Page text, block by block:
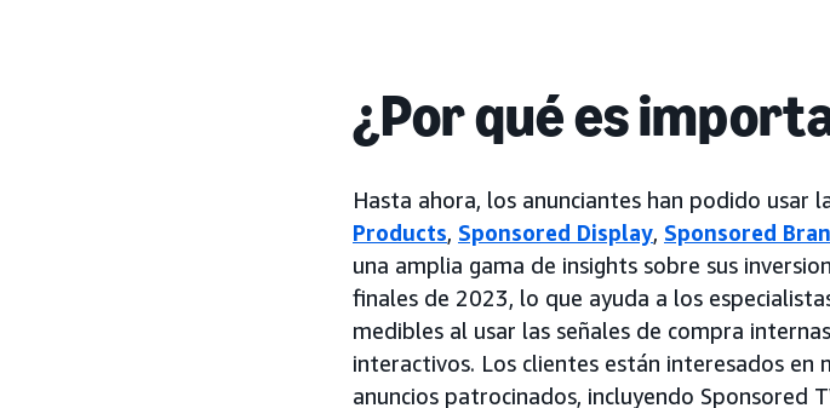
¿Por qué es
Hasta ahora, los anunciantes han podido usar
Products, Sponsored Display, Sponsored
una amplia gama de insights sobre sus
finales de 2023, lo que ayuda a los
medibles al usar las señales de compra
interactivos. Los clientes están interesados
anuncios patrocinados, incluyendo Sponsored